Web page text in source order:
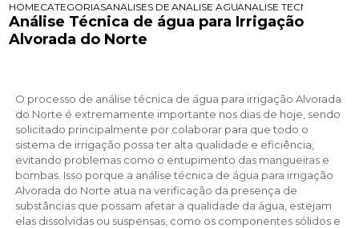
HOMECATEGORIASANALISES DE AGUA PARA IRRIGACAO
ANALISE AGUA IRRIGACAO
ANALISE TECNICA DE
Análise Técnica de água para Irrigação
Alvorada do Norte
O processo de análise técnica de água para irrigação Alvorada
do Norte é extremamente importante nos dias de hoje, sendo
solicitado principalmente por colaborar para que todo o
sistema de irrigação possa ter alta qualidade e eficiência,
evitando problemas como o entupimento das mangueiras e
bombas. Isso porque a análise técnica de água para irrigação
Alvorada do Norte atua na verificação da presença de
substâncias que possam afetar a qualidade da água, estejam
elas dissolvidas ou suspensas, como os componentes sólidos e